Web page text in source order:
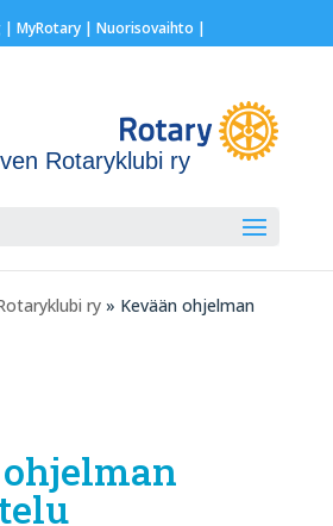
| MyRotary | Nuorisovaihto |
Rotaryklubi ry
ry » Kevään ohjelman